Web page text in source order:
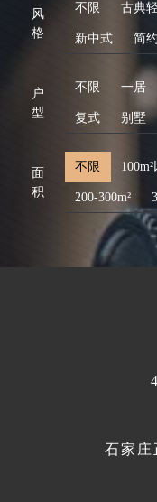
风
格
不限 古典
新中式 简
户
型
不限 一居
复式 别墅
面
积
不限
200-300m²
石家庄